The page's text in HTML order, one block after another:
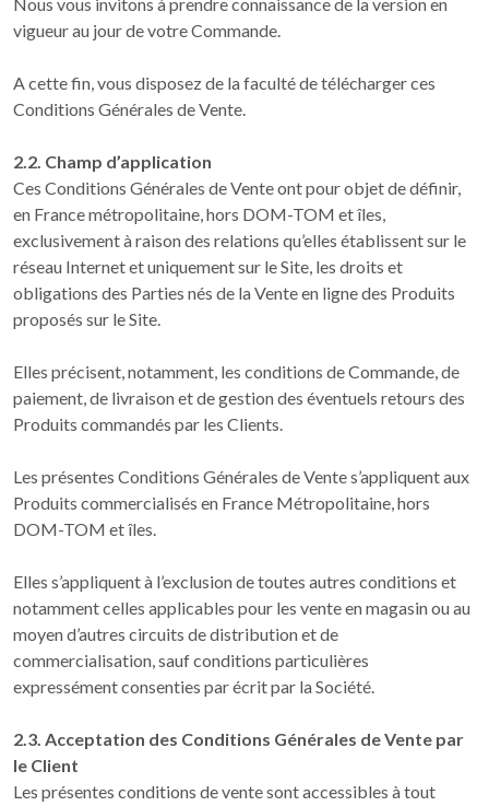
vigueur au jour de votre Commande.
A cette fin, vous disposez de la faculté de télécharger ces
Conditions Générales de Vente.
2.2. Champ d’application
Ces Conditions Générales de Vente ont pour objet de définir,
en France métropolitaine, hors DOM-TOM et îles,
exclusivement à raison des relations qu’elles établissent sur le
réseau Internet et uniquement sur le Site, les droits et
obligations des Parties nés de la Vente en ligne des Produits
proposés sur le Site.
Elles précisent, notamment, les conditions de Commande, de
paiement, de livraison et de gestion des éventuels retours des
Produits commandés par les Clients.
Les présentes Conditions Générales de Vente s’appliquent aux
Produits commercialisés en France Métropolitaine, hors
DOM-TOM et îles.
Elles s’appliquent à l’exclusion de toutes autres conditions et
notamment celles applicables pour les vente en magasin ou au
moyen d’autres circuits de distribution et de
commercialisation, sauf conditions particulières
expressément consenties par écrit par la Société.
2.3. Acceptation des Conditions Générales de Vente par
le Client
Les présentes conditions de vente sont accessibles à tout